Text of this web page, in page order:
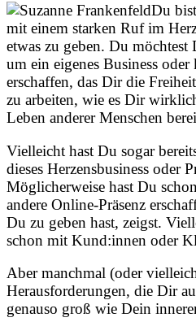
Du
mit einem starken Ruf im
etwas zu geben. Du
um ein eigenes Business
erschaffen, das Dir die
zu arbeiten, wie es Dir
Leben anderer Menschen
Vielleicht hast Du sogar
dieses Herzensbusiness oder
Möglicherweise hast Du
andere Online-Präsenz
Du zu geben hast, zeigst.
schon mit Kund:innen oder
Aber manchmal (oder
Herausforderungen, die Dir
genauso groß wie Dein